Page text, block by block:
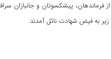
به فیض شهادت نائل آمدند: